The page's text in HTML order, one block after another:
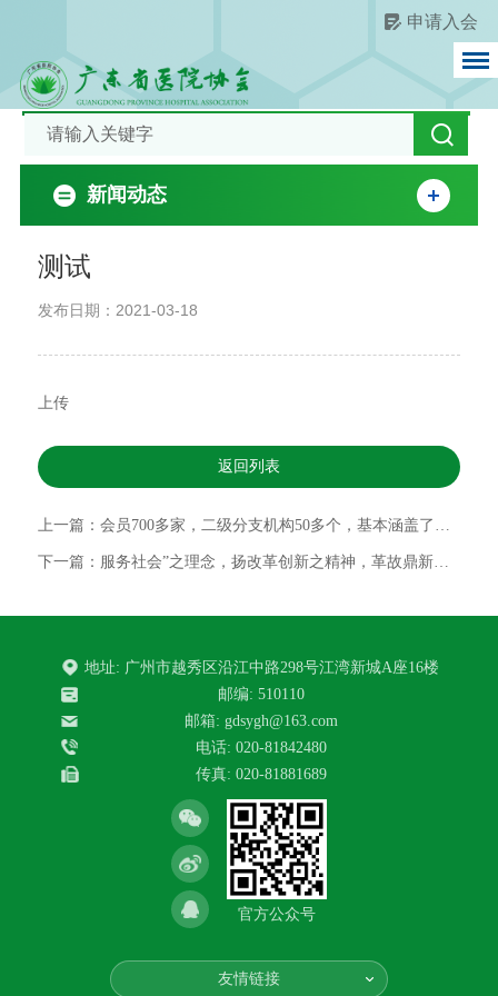
申请入会
新闻动态
测试
发布日期：2021-03-18
上传
返回列表
地址: 广州市越秀区沿江中路298号江湾新城A座16楼
邮编: 510110
邮箱: gdsygh@163.com
电话: 020-81842480
传真: 020-81881689
官方公众号
友情链接